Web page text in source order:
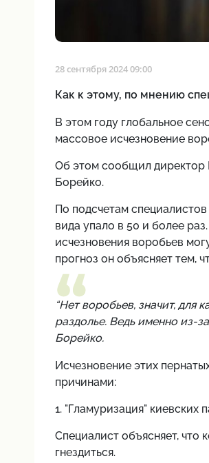
28 сентября 2024 09:00
Как к этому, по мнению
В этом году глобальное
массовое исчезновение
Об этом сообщил директор
Борейко.
По подсчетам
вида упало в 50 и более
исчезновения воробьев
прогноз он объясняет тем,
“Нет воробьев, значит,
раздолье. Ведь именно из-
Борейко.
Исчезновение этих
причинами:
1. "Гламуризация" киевских
Специалист объясняет, что
гнездиться.